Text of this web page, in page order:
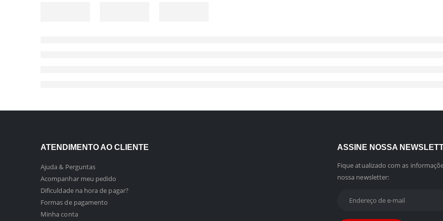
ATENDIMENTO AO CLIENTE
Ajuda & Perguntas
Acompanhar meu pedido
Dificuldade na hora de pagar?
Formas de pagamento
Minha conta
ASSINE NOSSA
Fique atualizado com as
nossa newsletter: